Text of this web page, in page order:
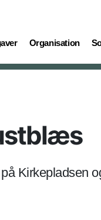
Organisation
(current)
Kirkepladsen